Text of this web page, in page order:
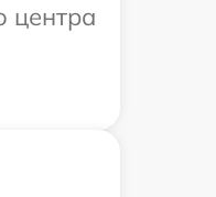
центра